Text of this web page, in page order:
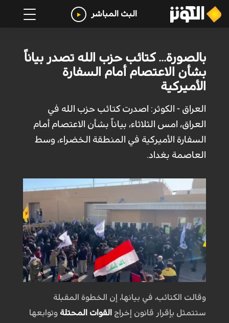
البث المباشر
بالصورة... كتائب حزب الله تصدر بياناً
بشأن الاعتصام أمام السفارة
الأميركية
العراق - الكوثر: اصدرت كتائب حزب الله في
العراق، امس الثلاثاء، بياناً بشأن الاعتصام أمام
السفارة الأميركية في المنطقة الخضراء، وسط
العاصمة بغداد.
وقالت الكتائب، في بيانها، إن الخطوة المقبلة
ستتمثل بإقرار قانون إخراج القوات المحتلة وتوابعها